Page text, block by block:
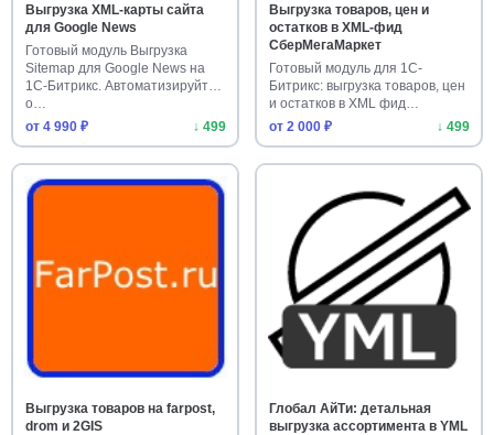
Выгрузка XML-карты сайта
для Google News
Готовый модуль Выгрузка
Sitemap для Google News на
1С-Битрикс. Автоматизируйте
о…
от 4 990 ₽
↓ 499
Выгрузка товаров, цен и
остатков в XML-фид
СберМегаМаркет
Готовый модуль для 1С-
Битрикс: выгрузка товаров, цен
и остатков в XML фид
СберМе…
от 2 000 ₽ ↓ 499
Выгрузка товаров на farpost,
drom и 2GIS
Глобал АйТи: детальная
выгрузка ассортимента в YML